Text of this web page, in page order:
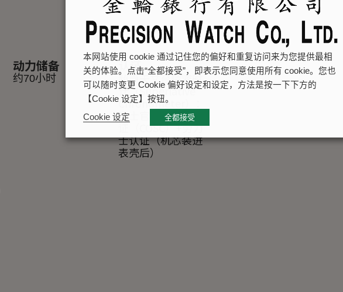
动力储备
约70小时
认证
超卓天文台精密时
计（Superlative
Chronometer）：
瑞士官方天文台认
证（COSC）+劳力
士认证（机芯装进
表壳后）
本网站使用 cookie 通过记住您的偏好和重复访问来为您提供最相
关的体验。点击“全都接受”，即表示您同意使用所有 cookie。您也
可以随时变更 Cookie 偏好设定和设定，方法是按一下下方的
【Cookie 设定】按钮。
Cookie 设定
全都接受